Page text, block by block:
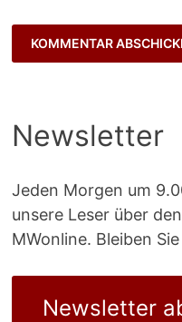
Newsletter
Jeden Morgen um
unsere Leser über
MWonline. Bleiben
Newsletter